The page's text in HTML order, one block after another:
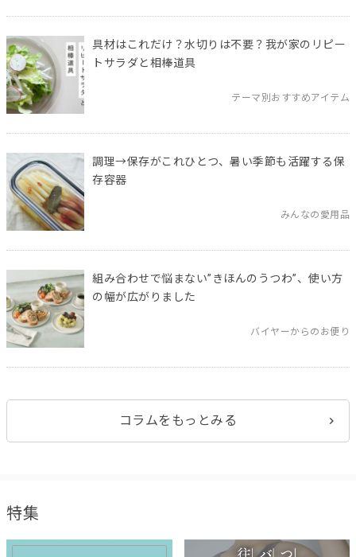
具材はこれだけ？水切りは不要？我が家のリピー
トサラダと相棒道具
テーマ別おすすめアイテム
調理→保存がこれひとつ、暑い季節も活躍する保
存容器
みんなの愛用品
組み合わせで悩まない”きほんのうつわ”、使い方
の幅が広がりました
バイヤーからのお便り
コラムをもっとみる
特集